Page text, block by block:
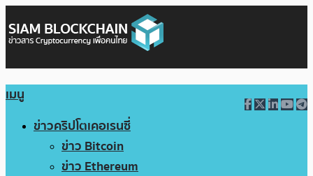
เมนู
ข่าวคริปโตเคอเรนซี่
ข่าว Bitcoin
ข่าว Ethereum